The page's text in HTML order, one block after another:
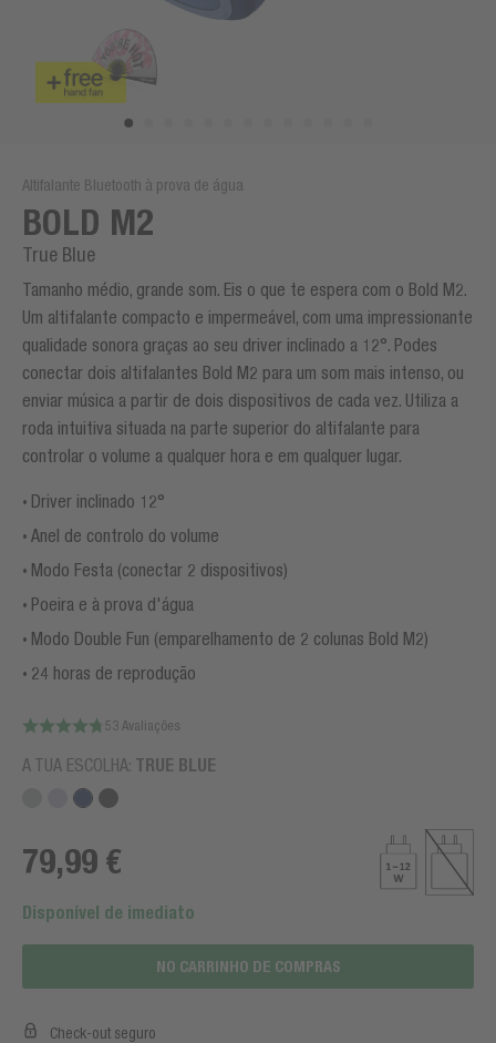
Altifalante Bluetooth à prova de água
BOLD M2
True Blue
Tamanho médio, grande som. Eis o que te espera com o Bold M2.
Um altifalante compacto e impermeável, com uma impressionante
qualidade sonora graças ao seu driver inclinado a 12°. Podes
conectar dois altifalantes Bold M2 para um som mais intenso, ou
enviar música a partir de dois dispositivos de cada vez. Utiliza a
roda intuitiva situada na parte superior do altifalante para
controlar o volume a qualquer hora e em qualquer lugar.
Driver inclinado 12°
Anel de controlo do volume
Modo Festa (conectar 2 dispositivos)
Poeira e à prova d'água
Modo Double Fun (emparelhamento de 2 colunas Bold M2)
24 horas de reprodução
53 Avaliações
A TUA ESCOLHA: TRUE BLUE
79,99 €
Disponível de imediato
NO CARRINHO DE COMPRAS
Check-out seguro